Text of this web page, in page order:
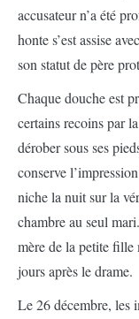
accusateur n’a été
honte s’est assise
son statut de père
Chaque douche est
certains recoins par
dérober sous ses
conserve
niche la nuit sur la
chambre au seul
mère de la petite fille
jours après le drame.
Le 26 décembre, les